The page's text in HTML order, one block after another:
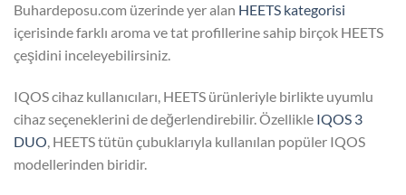
Buhardeposu.com üzerinde yer alan HEETS kategorisi
içerisinde farklı aroma ve tat profillerine sahip birçok HEETS
çeşidini inceleyebilirsiniz.
IQOS cihaz kullanıcıları, HEETS ürünleriyle birlikte uyumlu
cihaz seçeneklerini de değerlendirebilir. Özellikle IQOS 3
DUO , HEETS tütün çubuklarıyla kullanılan popüler IQOS
modellerinden biridir.